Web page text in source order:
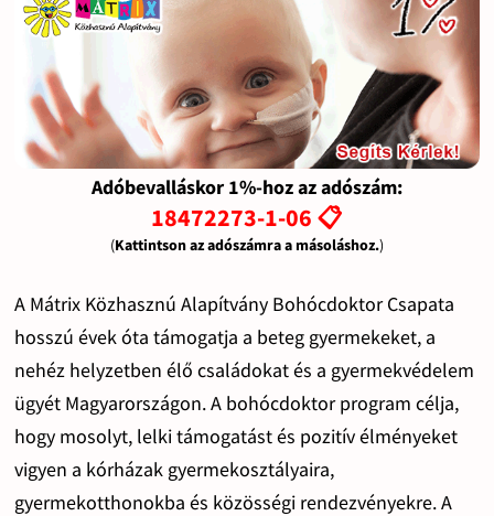
Adóbevalláskor 1%-hoz az adószám:
18472273-1-06 📋
(Kattintson az adószámra a másoláshoz.)
A Mátrix Közhasznú Alapítvány Bohócdoktor Csapata
hosszú évek óta támogatja a beteg gyermekeket, a
nehéz helyzetben élő családokat és a gyermekvédelem
ügyét Magyarországon. A bohócdoktor program célja,
hogy mosolyt, lelki támogatást és pozitív élményeket
vigyen a kórházak gyermekosztályaira,
gyermekotthonokba és közösségi rendezvényekre. A